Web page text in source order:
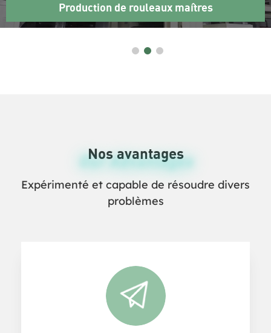
Production
Nos avantages
Our Advantages
Expérimenté et capable de résoudre divers
problèmes